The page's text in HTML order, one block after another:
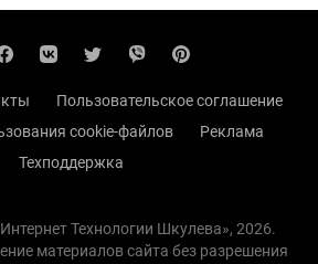
Пользовательское соглашение
cookie-файлов
Реклама
Техподдержка
Технологии Шкулева», 2026.
материалов сайта без разрешения